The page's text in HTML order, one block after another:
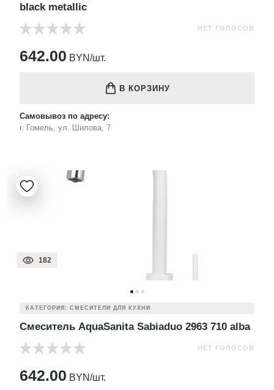
black metallic
НЕТ ГОЛОСОВ
642.00 BYN/шт.
В КОРЗИНУ
Самовывоз по адресу:
г. Гомель, ул. Шилова, 7
182
КАТЕГОРИЯ: СМЕСИТЕЛИ ДЛЯ КУХНИ
Смеситель AquaSanita Sabiaduo 2963 710 alba
НЕТ ГОЛОСОВ
642.00 BYN/шт.